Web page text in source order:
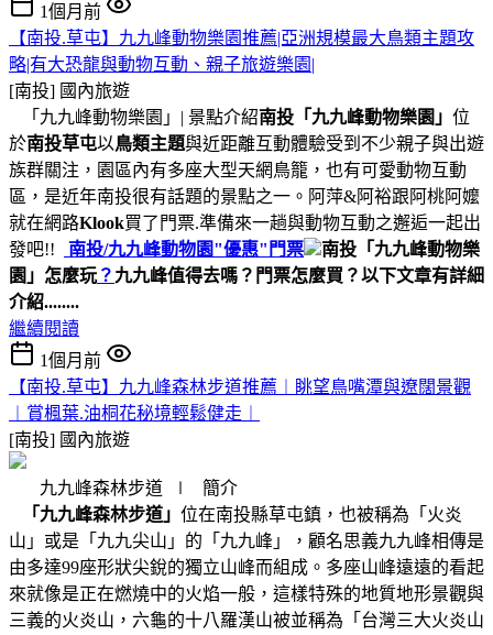
1個月前
【南投.草屯】九九峰動物樂園推薦|亞洲規模最大鳥類主題攻
略|有大恐龍與動物互動、親子旅遊樂園|
[南投] 國內旅遊
「九九峰動物樂園」| 景點介紹南投「九九峰動物樂園」 位
於南投草屯以鳥類主題與近距離互動體驗受到不少親子與出遊
族群關注，園區內有多座大型天網鳥籠，也有可愛動物互動
區，是近年南投很有話題的景點之一。阿萍&阿裕跟阿桃阿嬤
就在網路Klook買了門票.準備來一趟與動物互動之邂逅一起出
發吧!!
南投/九九峰動物園"優惠"門票
南投「九九峰動物樂
園」怎麼玩？ 九九峰值得去嗎？門票怎麼買？以下文章有詳細
介紹........
繼續閱讀
1個月前
【南投.草屯】九九峰森林步道推薦︱眺望鳥嘴潭與遼闊景觀
︱賞楓葉.油桐花秘境輕鬆健走︱
[南投] 國內旅遊
九九峰森林步道 ∣ 簡介
「九九峰森林步道」 位在南投縣草屯鎮，也被稱為「火炎
山」或是「九九尖山」的「九九峰」，顧名思義九九峰相傳是
由多達99座形狀尖銳的獨立山峰而組成。多座山峰遠遠的看起
來就像是正在燃燒中的火焰一般，這樣特殊的地質地形景觀與
三義的火炎山，六龜的十八羅漢山被並稱為「台灣三大火炎山